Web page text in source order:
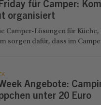
für Camper:
organisiert
Camper-Lösungen für Küche,
sorgen dafür, dass im
Angebote:
unter 20 Euro